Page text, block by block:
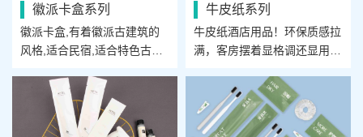
徽派卡盒系列
徽派卡盒,有着徽派古建筑的
风格,适合民宿,适合特色古街
牛皮纸系列
牛皮纸酒店用品！环保质感拉
满，客房摆着显格调还显用心